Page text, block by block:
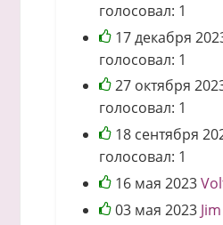
голосовал: 1
17 декабря
голосовал: 1
27 октября
голосовал: 1
18 сентября
голосовал: 1
16 мая 2023
03 мая 2023 Jim